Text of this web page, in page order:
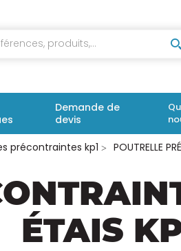
Demande de
devis
précontraintes kp1 POUTRELLE
ÉTAIS